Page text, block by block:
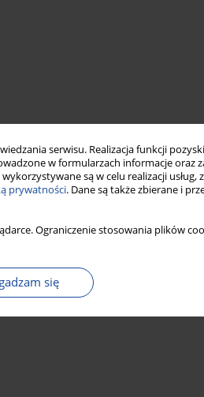
serwisu. Realizacja funkcji
w formularzach informacje oraz
są w celu realizacji
prywatności. Dane są także zbierane i
Ograniczenie stosowania plików
się